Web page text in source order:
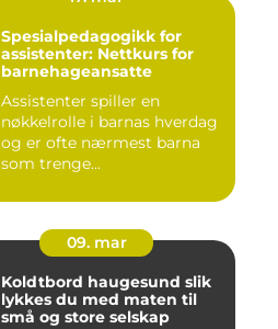
Spesialpedagogikk for
assistenter: Nettkurs for
barnehageansatte
Assistenter spiller en
nøkkelrolle i barnas hverdag
og er ofte nærmest barna
som trenge...
09. mar
Koldtbord haugesund slik
lykkes du med maten til
små og store selskap